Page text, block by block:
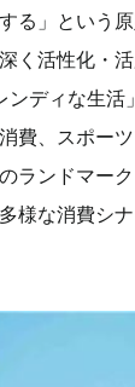
る」という
く活性化・
ンディな生活
費、スポー
ランドマー
様な消費シ